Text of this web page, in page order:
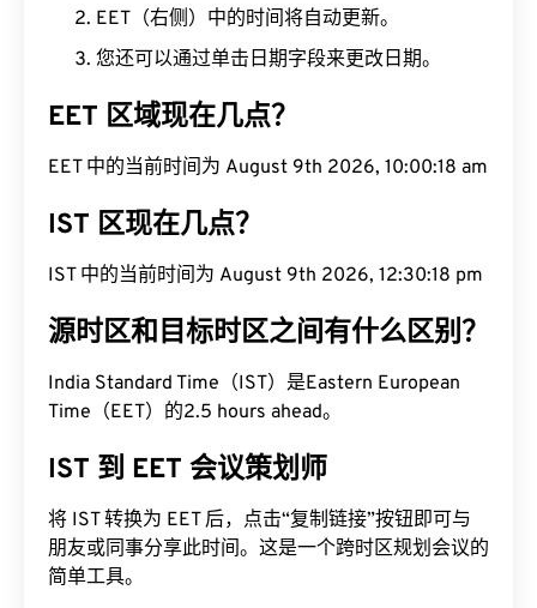
EET（右侧）中的时间将自动更新。
您还可以通过单击日期字段来更改日期。
EET 区域现在几点？
EET 中的当前时间为 August 9th 2026, 10:00:19 am
IST 区现在几点？
IST 中的当前时间为 August 9th 2026, 12:30:19 pm
源时区和目标时区之间有什么区别？
India Standard Time（IST）是Eastern European
Time（EET）的2.5 hours ahead。
IST 到 EET 会议策划师
将 IST 转换为 EET 后，点击“复制链接”按钮即可与
朋友或同事分享此时间。这是一个跨时区规划会议的
简单工具。